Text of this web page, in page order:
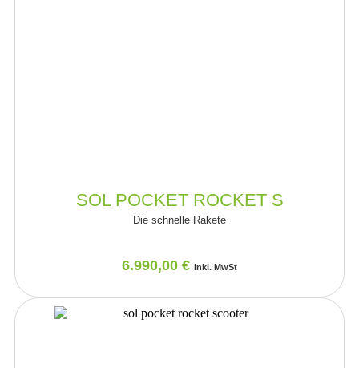
SOL POCKET ROCKET S
Die schnelle Rakete
6.990,00 € inkl. MwSt